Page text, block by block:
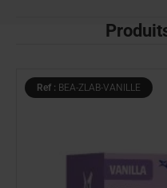
Ref : BEA-ZLAB-VANILLE